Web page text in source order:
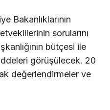
Bakanlıklarının
sorularını
bütçesi ile
görüşülecek. 20
değerlendirmeler ve